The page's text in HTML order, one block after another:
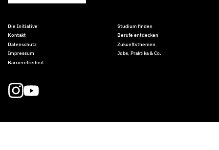
Die Initiative
Kontakt
Datenschutz
Impressum
Barrierefreiheit
Studium finden
Berufe entdecken
Zukunftsthemen
Jobs, Praktika & Co.